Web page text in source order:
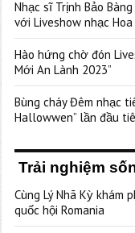
Nhạc sĩ Trịnh Bảo
với Liveshow nhạc Hoa
Hào hứng chờ đón
Mới An Lành 2023”
Bùng cháy Đêm nhạc
Hallowwen” lần đầu
Trải nghiệm
Cùng Lý Nhã Kỳ khám
quốc hội Romania